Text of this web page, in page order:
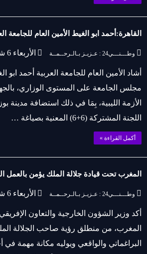
القاهرة:أحمد ابو الغيط الأمين العام للجامعة
وطـــنـــي24 : عـزيـز بـالـرحــمــة الأربعاء 6 شتنبر 2023
أشاد الأمين العام للجامعة العربية أحمد ابو
مجلس الجامعة على المستوى الوزاري،
اللجنة المشتركة (6+6) المعنية بصياغة …
أكمل القراءة »
المغرب تحت قيادة جلالة الملك يؤمن بالعمل
وطـــنـــي24 : عـزيـز بـالـرحــمــة الأربعاء 6 شتنبر 2023
أكد وزير الشؤون الخارجية والتعاون
المغرب، من منطلق رؤية صاحب الجلالة
البراغماتي والواقعي ويوليه مكانة مهمة